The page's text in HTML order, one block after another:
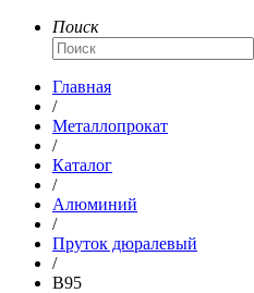
Поиск
Главная
/
Металлопрокат
/
Каталог
/
Алюминий
/
Пруток дюралевый
/
В95